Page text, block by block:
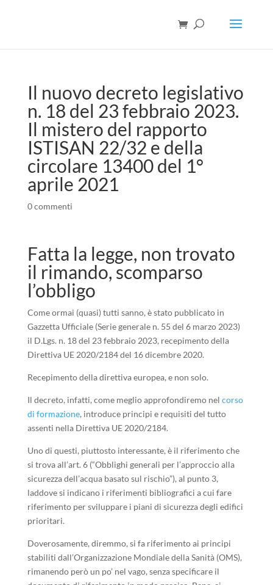
Il nuovo decreto legislativo
n. 18 del 23 febbraio 2023.
Il mistero del rapporto
ISTISAN 22/32 e della
circolare 13400 del 1°
aprile 2021
0 commenti
Fatta la legge, non trovato
il rimando, scomparso
l’obbligo
Come ormai (quasi) tutti sanno, è stato pubblicato in
Gazzetta Ufficiale (Serie generale n. 55 del 6 marzo 2023)
il D.Lgs. n. 18 del 23 febbraio 2023, recepimento della
Direttiva UE 2020/2184 del 16 dicembre 2020.
Recepimento della direttiva europea, e non solo.
Il decreto, infatti, come meglio approfondiremo nel corso
di formazione, introduce principi e requisiti del tutto
assenti nella Direttiva UE 2020/2184.
Uno di questi, piuttosto interessante, è il riferimento che
si trova all’art. 6 (“Obblighi generali per l’approccio alla
sicurezza dell’acqua basato sul rischio”), al punto 3,
laddove si indicano i riferimenti bibliografici a cui fare
riferimento per sviluppare i piani di sicurezza degli edifici
prioritari.
Doverosamente, diremmo, si fa riferimento ai principi
stabiliti dall’Organizzazione Mondiale della Sanità (OMS),
rimanendo però un po’ nel vago, senza specificare il